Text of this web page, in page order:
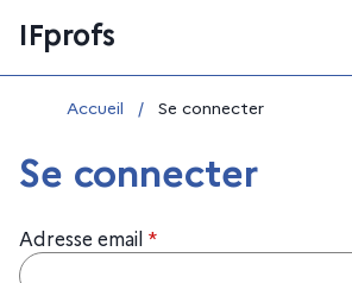
au
contenu
IFprofs
Vous êtes ici :
Accueil / Se connecter
Se connecter
Adresse email *